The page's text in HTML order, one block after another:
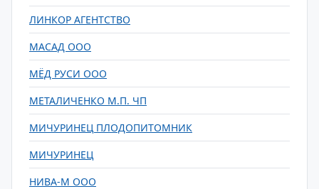
ЛИНКОР АГЕНТСТВО
МАСАД ООО
МЁД РУСИ ООО
МЕТАЛИЧЕНКО М.П. ЧП
МИЧУРИНЕЦ ПЛОДОПИТОМНИК
МИЧУРИНЕЦ
НИВА-М ООО